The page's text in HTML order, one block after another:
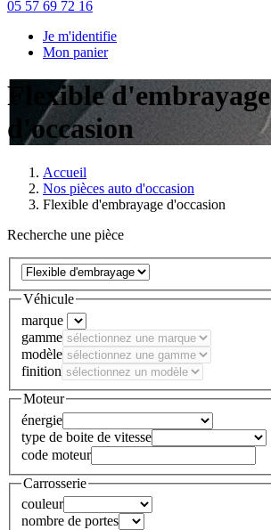
05 57 69 72 16
Je m'identifie
Mon panier
Flexible d'embrayage
d'occasion
Accueil
Nos pièces auto d'occasion
Flexible d'embrayage d'occasion
Recherche une pièce
Véhicule
marque
gamme
modèle
finition
Moteur
énergie
type de boite de vitesse
code moteur
Carrosserie
couleur
nombre de portes